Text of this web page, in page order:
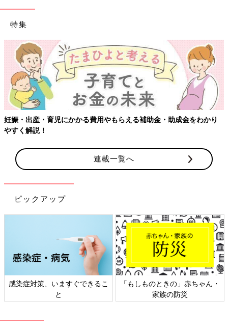
特集
妊娠・出産・育児にかかる費用やもらえる補助金・助成金をわかり
やすく解説！
連載一覧へ
ピックアップ
感染症対策、いますぐできるこ
と
「もしものときの」赤ちゃん・
家族の防災